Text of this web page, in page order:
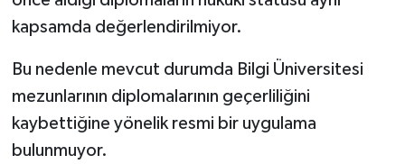
kapsamda değerlendirilmiyor.
Bu nedenle mevcut durumda Bilgi Üniversitesi
mezunlarının diplomalarının geçerliliğini
kaybettiğine yönelik resmi bir uygulama
bulunmuyor.